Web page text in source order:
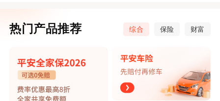
热门产品推荐 综合 保险 财富